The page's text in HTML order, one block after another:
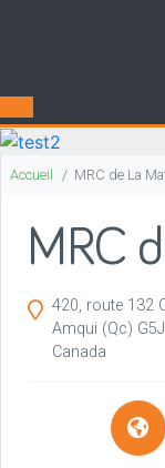
Accueil MRC de La
MRC
420, route 132
Amqui (Qc)
Canada